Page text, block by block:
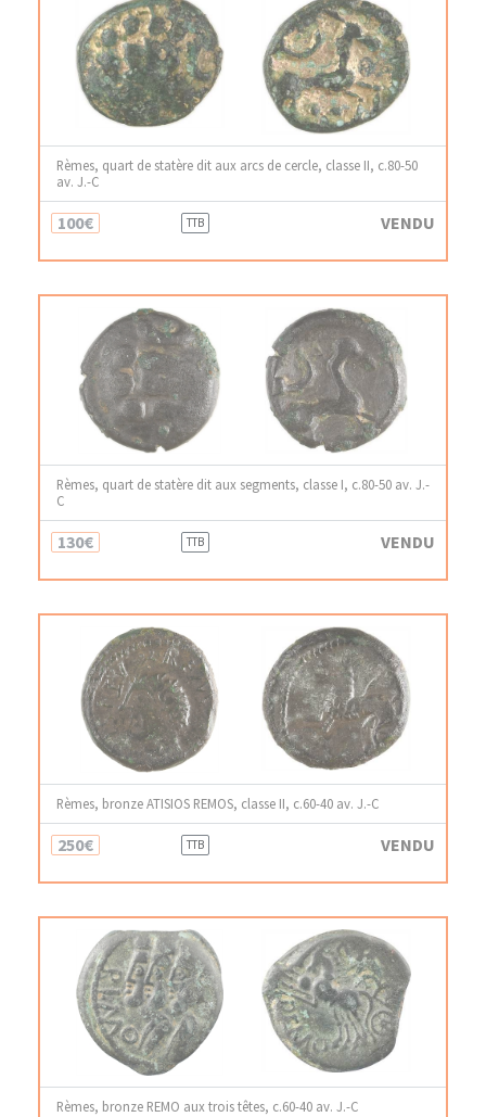
Rèmes, quart de statère dit aux arcs de cercle, classe II, c.80-50
av. J.-C
100€ TTB VENDU
Rèmes, quart de statère dit aux segments, classe I, c.80-50 av. J.-
C
130€ TTB VENDU
Rèmes, bronze ATISIOS REMOS, classe II, c.60-40 av. J.-C
250€ TTB VENDU
Rèmes, bronze REMO aux trois têtes, c.60-40 av. J.-C